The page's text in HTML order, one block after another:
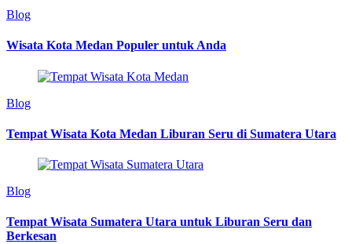
Blog
Wisata Kota Medan Populer untuk Anda
Blog
Tempat Wisata Kota Medan Liburan Seru di Sumatera Utara
Blog
Tempat Wisata Sumatera Utara untuk Liburan Seru dan
Berkesan